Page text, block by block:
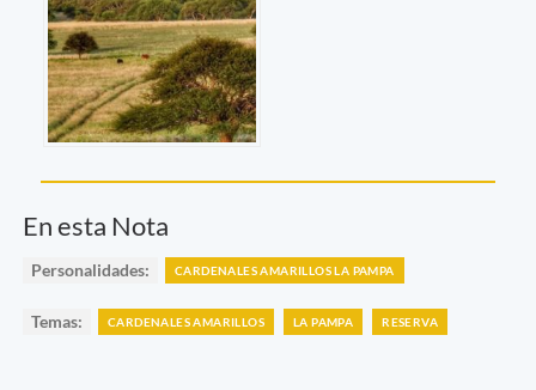
En esta Nota
Personalidades: CARDENALES AMARILLOS LA PAMPA
Temas: CARDENALES AMARILLOS LA PAMPA RESERVA